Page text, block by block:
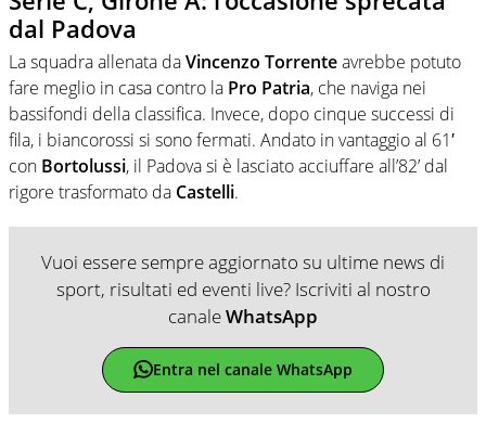
dal Padova
La squadra allenata daVincenzo Torrenteavrebbe potuto
fare meglio in casa contro la Pro Patria, che naviga nei
bassifondi della classifica. Invece, dopo cinque successi di
fila, i biancorossi si sono fermati. Andato in vantaggio al 61′
con Bortolussi, il Padova si è lasciato acciuffare all’82’ dal
rigore trasformato da Castelli.
Vuoi essere sempre aggiornato su ultime news di
sport, risultati ed eventi live? Iscriviti al nostro
canaleWhatsApp
Entra nel canale WhatsApp